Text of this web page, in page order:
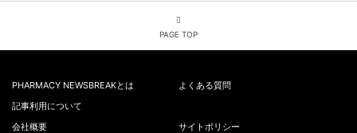
PAGE TOP
PHARMACY NEWSBREAKとは
よくある質問
記事利用について
会社概要
サイトポリシー